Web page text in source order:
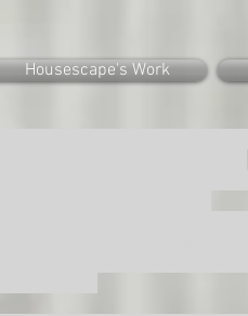
Housescape's Work